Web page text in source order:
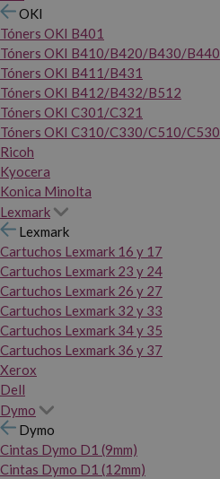
OKI
Tóners OKI B401
Tóners OKI B410/B420/B430/B440
Tóners OKI B411/B431
Tóners OKI B412/B432/B512
Tóners OKI C301/C321
Tóners OKI C310/C330/C510/C530
Ricoh
Kyocera
Konica Minolta
Lexmark
Lexmark
Cartuchos Lexmark 16 y 17
Cartuchos Lexmark 23 y 24
Cartuchos Lexmark 26 y 27
Cartuchos Lexmark 32 y 33
Cartuchos Lexmark 34 y 35
Cartuchos Lexmark 36 y 37
Xerox
Dell
Dymo
Dymo
Cintas Dymo D1 (9mm)
Cintas Dymo D1 (12mm)